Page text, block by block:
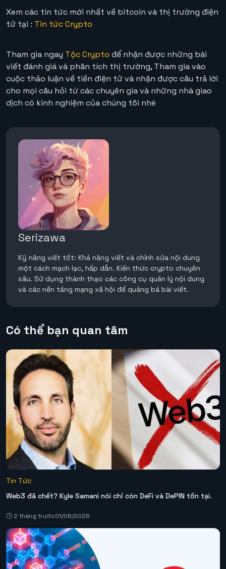
Xem các tin tức mới nhất về bitcoin và thị trường điện
tử tại : Tin tức Crypto
Tham gia ngay Tộc Crypto để nhận được những bài
viết đánh giá và phân tích thị trường, Tham gia vào
cuộc thảo luận về tiền điện tử và nhận được câu trả lời
cho mọi câu hỏi từ các chuyên gia và những nhà giao
dịch có kinh nghiệm của chúng tôi nhé
Serizawa
Kỹ năng viết tốt: Khả năng viết và chỉnh sửa nội dung
một cách mạch lạc, hấp dẫn. Kiến thức crypto chuyên
sâu. Sử dụng thành thạo các công cụ quản lý nội dung
và các nền tảng mạng xã hội để quảng bá bài viết.
Có thể bạn quan tâm
Tin Tức
Web3 đã chết? Kyle Samani nói chỉ còn DeFi và DePIN tồn tại.
2 tháng trước01/06/2026